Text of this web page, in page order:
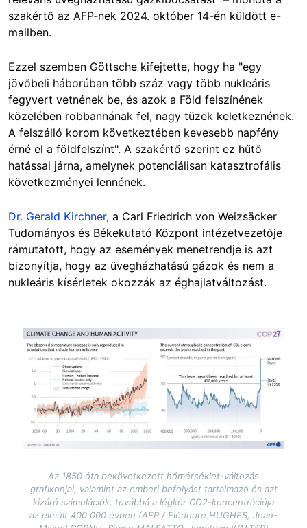
szakértő az AFP-nek 2024. október 14-én küldött e-
mailben.
Ezzel szemben Göttsche kifejtette, hogy ha "egy
jövőbeli háborúban több száz vagy több nukleáris
fegyvert vetnének be, és azok a Föld felszínének
közelében robbannának fel, nagy tüzek keletkeznének.
A felszálló korom következtében kevesebb napfény
érné el a földfelszínt". A szakértő szerint ez hűtő
hatással járna, amelynek potenciálisan katasztrofális
következményei lennének.
Dr. Gerald Kirchner, a Carl Friedrich von Weizsäcker
Tudományos és Békekutató Központ intézetvezetője
rámutatott, hogy az események menetrendje is azt
bizonyítja, hogy az üvegházhatású gázok és nem a
nukleáris kísérletek okozzák az éghajlatváltozást.
Image
Az 1850 óta bekövetkezett hőmérséklet-változás
grafikonjai, valamint az emberi befolyást tartalmazó és azt
kizáró szimulációk, továbbá a légkör CO2-koncentrációja
az elmúlt 400 000 évben (AFP / Eléonore HUGHES, Jean-